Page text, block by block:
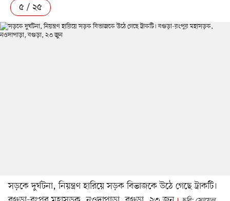
৫ / ২৫
সড়কে দুর্ঘটনা, নিয়ন্ত্রণ হারিয়ে সড়ক বিভাজকে উঠে গেছে ট্রাকটি।